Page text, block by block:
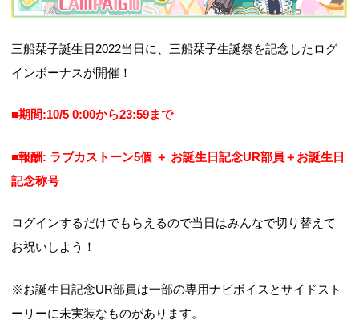
三船栞子誕生日2022当日に、三船栞子生誕祭を記念したログ
インボーナスが開催！
■期間:10/5 0:00から23:59まで
■報酬: ラブカストーン5個 ＋ お誕生日記念UR部員＋お誕生日
記念称号
ログインするだけでもらえるので当日はみんなで切り替えて
お祝いしよう！
※お誕生日記念UR部員は一部の専用ナビボイスとサイドスト
ーリーに未実装なものがあります。